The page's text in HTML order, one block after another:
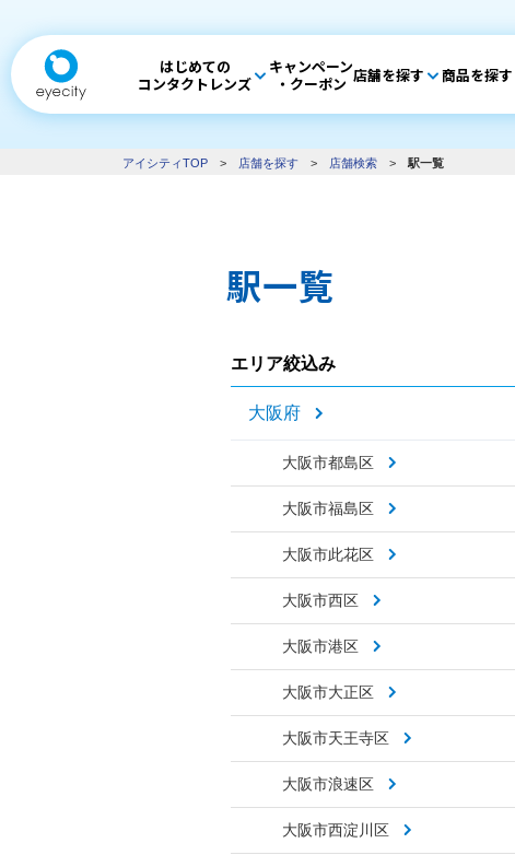
はじめての
コンタクトレンズ
キャンペーン
・クーポン 店舗を探す 商品を探す
アイシティTOP > 店舗を探す > 店舗検索 > 駅一覧
駅一覧
エリア絞込み
大阪府
大阪市都島区
大阪市福島区
大阪市此花区
大阪市西区
大阪市港区
大阪市大正区
大阪市天王寺区
大阪市浪速区
大阪市西淀川区